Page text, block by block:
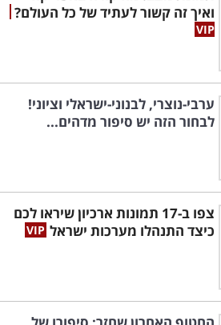
ואיך זה קשור לעתיד של כל העולם?
ערבי-נוצרי, לבנוני-ישראלי וציוני!
לבחור הזה יש סיפור מדהים...
צפו ב-17 תמונות ארכיון שיראו לכם
כיצד התנהלו מערכות ישראל